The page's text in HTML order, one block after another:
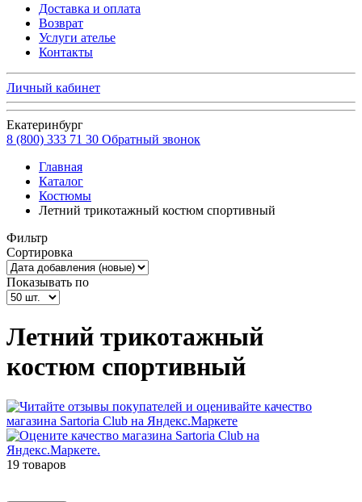
Доставка и оплата
Возврат
Услуги ателье
Контакты
Личный кабинет
Екатеринбург
8 (800) 333 71 30 Обратный звонок
Главная
Каталог
Костюмы
Летний трикотажный костюм спортивный
Фильтр
Сортировка
Показывать по
Летний трикотажный
костюм спортивный
19 товаров